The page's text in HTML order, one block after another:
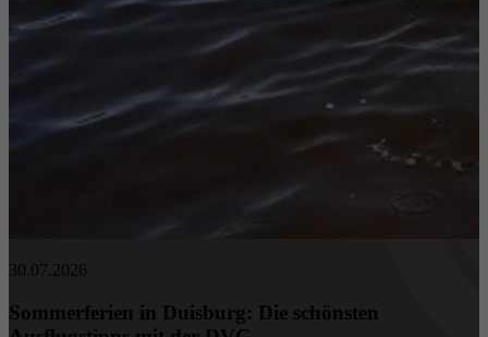
30.07.2026
Sommerferien in Duisburg: Die schönsten